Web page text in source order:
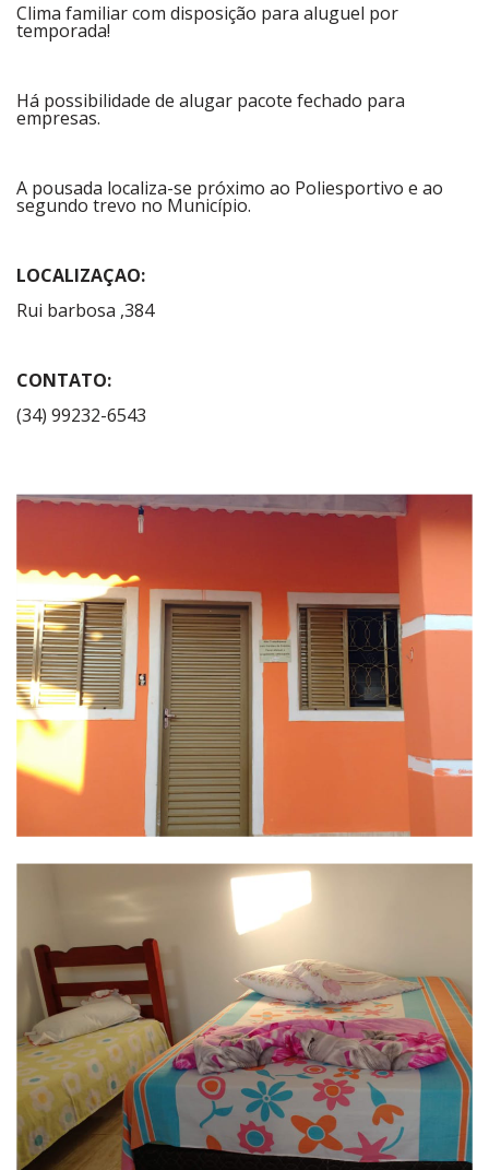
Clima familiar com disposição para aluguel por
temporada!
Há possibilidade de alugar pacote fechado para
empresas.
A pousada localiza-se próximo ao Poliesportivo e ao
segundo trevo no Município.
LOCALIZAÇAO:
Rui barbosa ,384
CONTATO:
(34) 99232-6543